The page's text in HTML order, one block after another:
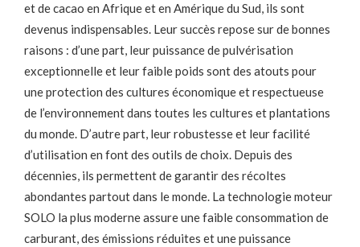
et de cacao en Afrique et en Amérique du Sud, ils sont
devenus indispensables. Leur succès repose sur de bonnes
raisons : d’une part, leur puissance de pulvérisation
exceptionnelle et leur faible poids sont des atouts pour
une protection des cultures économique et respectueuse
de l’environnement dans toutes les cultures et plantations
du monde. D’autre part, leur robustesse et leur facilité
d’utilisation en font des outils de choix. Depuis des
décennies, ils permettent de garantir des récoltes
abondantes partout dans le monde. La technologie moteur
SOLO la plus moderne assure une faible consommation de
carburant, des émissions réduites et une puissance